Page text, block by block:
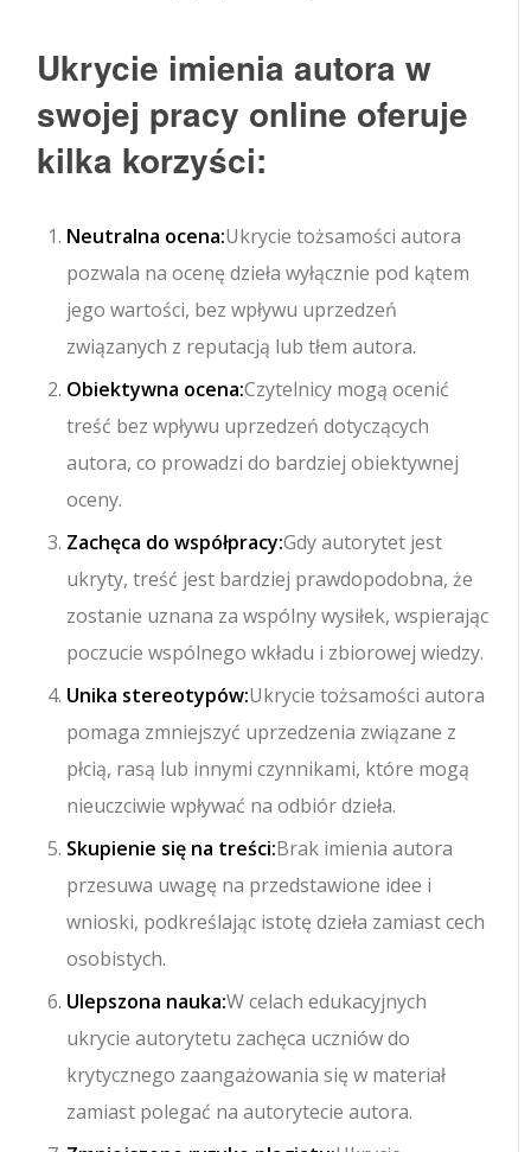
Ukrycie imienia autora w
swojej pracy online oferuje
kilka korzyści:
Neutralna ocena:Ukrycie tożsamości autora
pozwala na ocenę dzieła wyłącznie pod kątem
jego wartości, bez wpływu uprzedzeń
związanych z reputacją lub tłem autora.
Obiektywna ocena:Czytelnicy mogą ocenić
treść bez wpływu uprzedzeń dotyczących
autora, co prowadzi do bardziej obiektywnej
oceny.
Zachęca do współpracy:Gdy autorytet jest
ukryty, treść jest bardziej prawdopodobna, że
zostanie uznana za wspólny wysiłek, wspierając
poczucie wspólnego wkładu i zbiorowej wiedzy.
Unika stereotypów:Ukrycie tożsamości autora
pomaga zmniejszyć uprzedzenia związane z
płcią, rasą lub innymi czynnikami, które mogą
nieuczciwie wpływać na odbiór dzieła.
Skupienie się na treści:Brak imienia autora
przesuwa uwagę na przedstawione idee i
wnioski, podkreślając istotę dzieła zamiast cech
osobistych.
Ulepszona nauka:W celach edukacyjnych
ukrycie autorytetu zachęca uczniów do
krytycznego zaangażowania się w materiał
zamiast polegać na autorytecie autora.